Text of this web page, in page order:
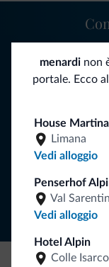
menardinon
portale. Ecco
House Martina
Limana
Vedi alloggio
Penserhof
Val
Vedi alloggio
Hotel Alpin
Colle